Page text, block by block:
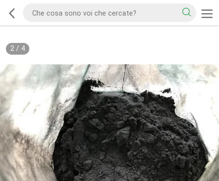
2/ 4